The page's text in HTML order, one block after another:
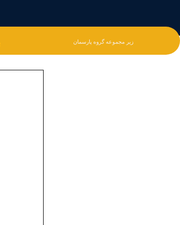
زیر مجموعه گروه پارسمان